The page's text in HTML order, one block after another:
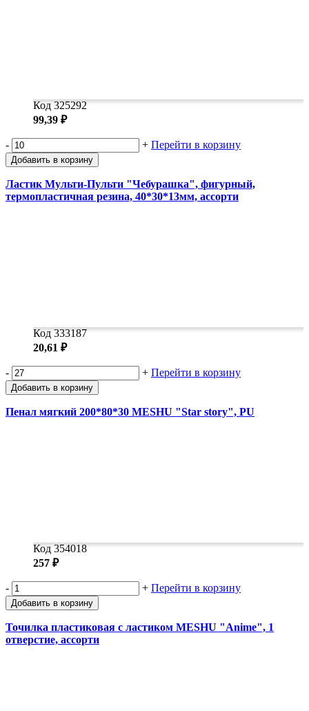
Код 325292
99,39 ₽
- + Перейти в корзину
Добавить в корзину
Ластик Мульти-Пульти "Чебурашка", фигурный,
термопластичная резина, 40*30*13мм, ассорти
Код 333187
20,61 ₽
- + Перейти в корзину
Добавить в корзину
Пенал мягкий 200*80*30 MESHU "Star story", PU
Код 354018
257 ₽
- + Перейти в корзину
Добавить в корзину
Точилка пластиковая с ластиком MESHU "Anime", 1
отверстие, ассорти